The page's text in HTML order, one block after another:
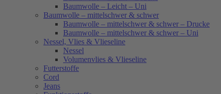
Baumwolle – Leicht – Uni
Baumwolle – mittelschwer & schwer
Baumwolle – mittelschwer & schwer – Drucke
Baumwolle – mittelschwer & schwer – Uni
Nessel, Vlies & Vlieseline
Nessel
Volumenvlies & Vlieseline
Futterstoffe
Cord
Jeans